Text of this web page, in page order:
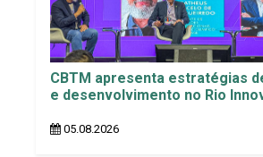
CBTM apresenta estratégias
e desenvolvimento no Rio
05.08.2026